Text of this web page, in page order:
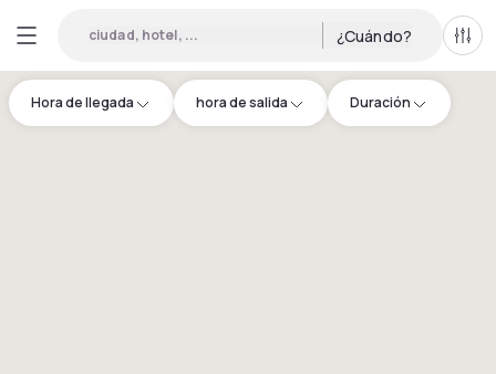
ciudad, hotel, ... ¿Cuándo?
Hora de llegada hora de salida Duración